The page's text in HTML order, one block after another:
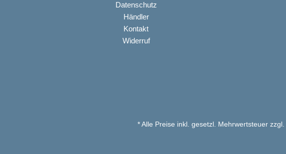
Datenschutz
Händler
Kontakt
Widerruf
* Alle Preise inkl. gesetzl. Mehrwertsteuer zzgl.